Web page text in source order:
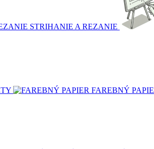
STRIHANIE A REZANIE
FAREBNÝ